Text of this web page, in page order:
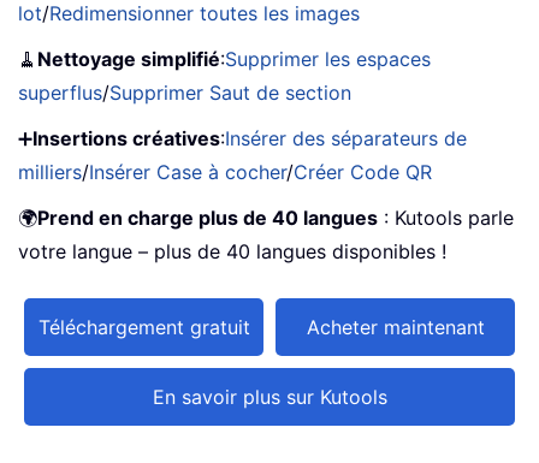
lot/Redimensionner toutes les images
🧹 Nettoyage simplifié:Supprimer les espaces
superflus/Supprimer Saut de section
➕Insertions créatives:Insérer des séparateurs de
milliers/Insérer Case à cocher/Créer Code QR
🌍Prend en charge plus de 40 langues : Kutools parle
votre langue – plus de 40 langues disponibles !
Téléchargement gratuit Acheter maintenant
En savoir plus sur Kutools